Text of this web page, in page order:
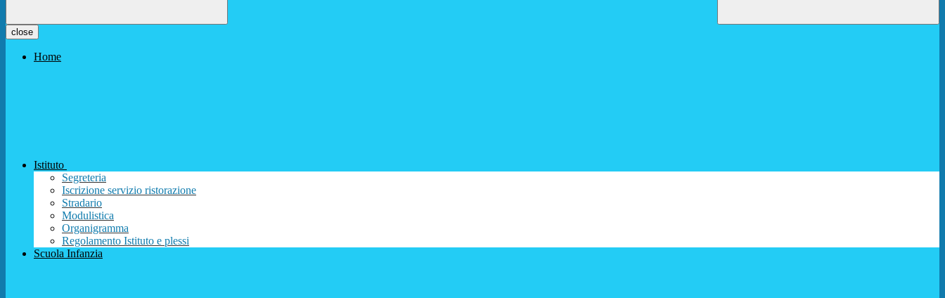
close
Home
Istituto
Segreteria
Iscrizione servizio ristorazione
Stradario
Modulistica
Organigramma
Regolamento Istituto e plessi
Scuola Infanzia